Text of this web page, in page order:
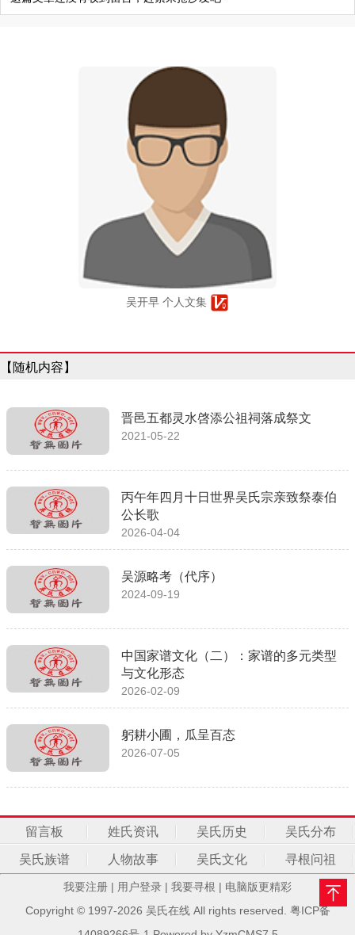
吴开早 个人文集
【随机内容】
晋邑五都灵水啓添公祖祠落成祭文
2021-05-22
丙午年四月十日世界吴氏宗亲致祭泰伯
公长歌
2026-04-04
吴源略考（代序）
2024-09-19
中国家谱文化（二）：家谱的多元类型
与文化形态
2026-02-09
躬耕小圃，瓜呈百态
2026-07-05
留言板 姓氏资讯 吴氏历史 吴氏分布
吴氏族谱 人物故事 吴氏文化 寻根问祖
我要注册 | 用户登录 | 我要寻根 | 电脑版更精彩
Copyright © 1997-2026 吴氏在线 All rights reserved. 粤ICP备